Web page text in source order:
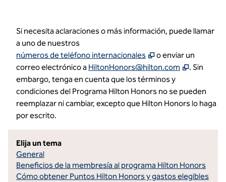
Si necesita aclaraciones o más información, puede llamar
a uno de nuestros
números de teléfono internacionales
,abre una nueva
o enviar un
correo electrónico a HiltonHonors@hilton.com , abre una
. Sin
embargo, tenga en cuenta que los términos y
condiciones del Programa Hilton Honors no se pueden
reemplazar ni cambiar, excepto que Hilton Honors lo haga
por escrito.
Elija un tema
General
Beneficios de la membresía al programa Hilton Honors
Cómo obtener Puntos Hilton Honors y gastos elegibles